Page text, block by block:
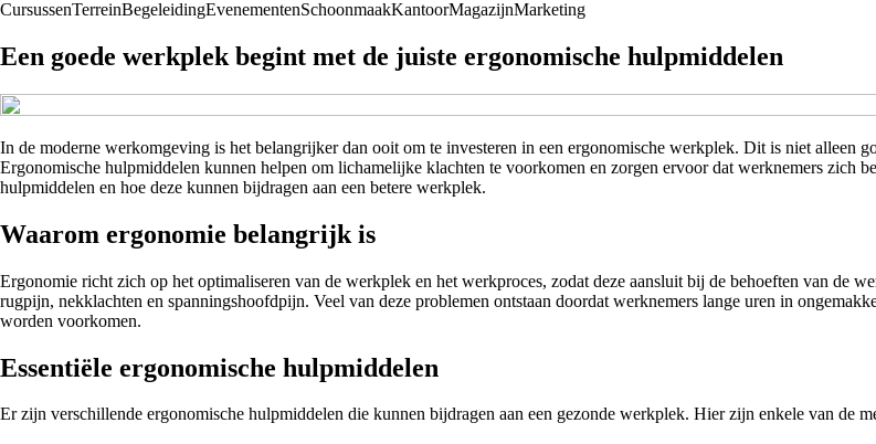
CursussenTerreinBegeleidingEvenementenSchoonmaakKantoorMagazijnMarketing
Een goede werkplek begint met de juiste ergonomische hulpmiddelen
In de moderne werkomgeving is het belangrijker dan ooit om te investeren in een ergonomische werkplek. Dit is niet alleen
Ergonomische hulpmiddelen kunnen helpen om lichamelijke klachten te voorkomen en zorgen ervoor dat werknemers zich
hulpmiddelen en hoe deze kunnen bijdragen aan een betere werkplek.
Waarom ergonomie belangrijk is
Ergonomie richt zich op het optimaliseren van de werkplek en het werkproces, zodat deze aansluit bij de behoeften van de
rugpijn, nekklachten en spanningshoofdpijn. Veel van deze problemen ontstaan doordat werknemers lange uren in
worden voorkomen.
Essentiële ergonomische hulpmiddelen
Er zijn verschillende ergonomische hulpmiddelen die kunnen bijdragen aan een gezonde werkplek. Hier zijn enkele van de